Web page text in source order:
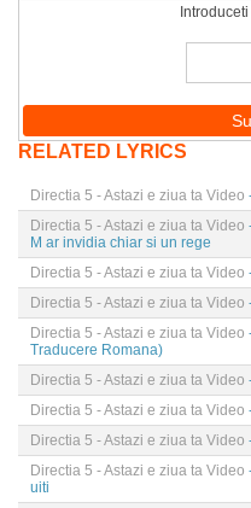
RELATED LYRICS
Directia 5 - Astazi e ziua ta Video
Directia 5 - Astazi e ziua ta Video
M ar invidia chiar si un rege
Directia 5 - Astazi e ziua ta Video
Directia 5 - Astazi e ziua ta Video
Directia 5 - Astazi e ziua ta Video
Traducere Romana)
Directia 5 - Astazi e ziua ta Video
Directia 5 - Astazi e ziua ta Video
Directia 5 - Astazi e ziua ta Video
Directia 5 - Astazi e ziua ta Video
uiti